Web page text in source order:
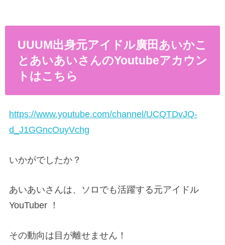
UUUM出身元アイドル廣田あいかこ
とあいあいさんのYoutubeアカウン
トはこちら
https://www.youtube.com/channel/UCQTDvJQ-
d_J1GGncOuyVchg
いかがでしたか？
あいあいさんは、ソロでも活躍する元アイドル
YouTuber ！
その動向は目が離せません！